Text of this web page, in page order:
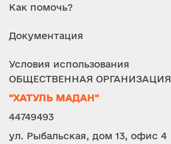
Как помочь?
Документация
Условия использования
ОБЩЕСТВЕННАЯ ОРГАНИЗАЦИЯ
"ХАТУЛЬ МАДАН"
44749493
ул. Рыбальская, дом 13, офис 4